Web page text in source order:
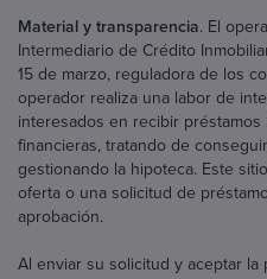
Material y transparencia. El
Intermediario de Crédito
15 de marzo, reguladora de los
operador realiza una labor de
interesados en recibir
financieras, tratando de
gestionando la hipoteca. Este
oferta o una solicitud de
aprobación.
Al enviar su solicitud y aceptar